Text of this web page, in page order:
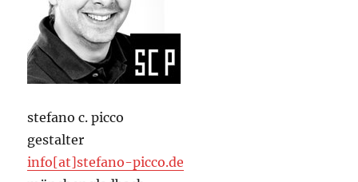
stefano c. picco
gestalter
info[at]stefano-picco.de